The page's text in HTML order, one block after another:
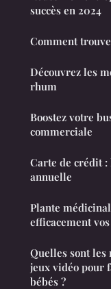
succès en 2024
Comment
Découvrez les
rhum
Boostez votre
commerciale
Carte de crédit :
annuelle
Plante
efficacement
Quelles sont
jeux vidéo pour
bébés ?